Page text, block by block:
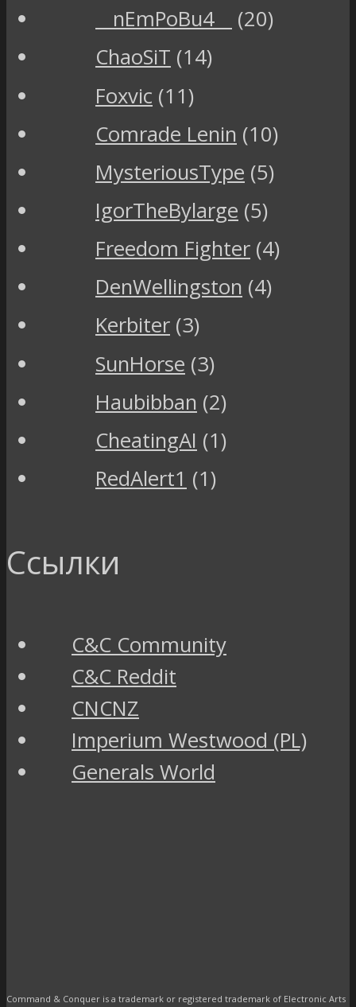
__nEmPoBu4__
(20)
ChaoSiT (14)
Foxvic (11)
Comrade Lenin (10)
MysteriousType (5)
IgorTheBylarge (5)
Freedom Fighter (4)
DenWellingston (4)
Kerbiter (3)
SunHorse (3)
Haubibban (2)
CheatingAI (1)
RedAlert1 (1)
Ссылки
C&C Community
C&C Reddit
CNCNZ
Imperium Westwood (PL)
Generals World
Command & Conquer is a trademark or registered trademark of Electronic Arts